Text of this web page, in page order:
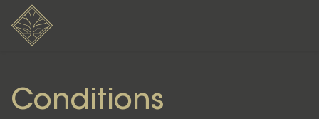
Conditions